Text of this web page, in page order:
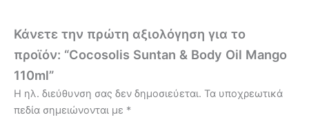
Κάνετε την πρώτη αξιολόγηση για το
προϊόν: “Cocosolis Suntan & Body Oil Mango
110ml”
Η ηλ. διεύθυνση σας δεν δημοσιεύεται. Τα υποχρεωτικά
πεδία σημειώνονται με *